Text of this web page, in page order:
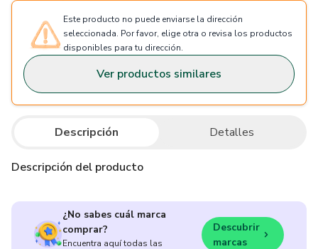
Este producto no puede enviarse la dirección
seleccionada. Por favor, elige otra o revisa los productos
disponibles para tu dirección.
Ver productos similares
Descripción Detalles
Descripción del producto
¿No sabes cuál marca
comprar?
Encuentra aquí todas las
Descubrir
marcas